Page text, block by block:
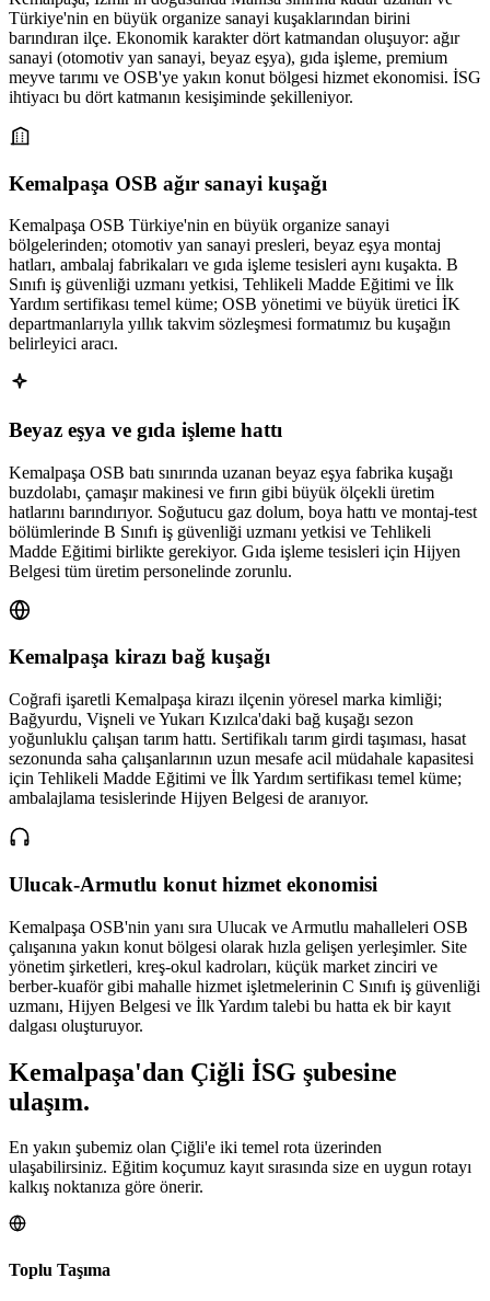
Türkiye'nin en büyük organize sanayi kuşaklarından birini
barındıran ilçe. Ekonomik karakter dört katmandan oluşuyor: ağır
sanayi (otomotiv yan sanayi, beyaz eşya), gıda işleme, premium
meyve tarımı ve OSB'ye yakın konut bölgesi hizmet ekonomisi. İSG
ihtiyacı bu dört katmanın kesişiminde şekilleniyor.
Kemalpaşa OSB ağır sanayi kuşağı
Kemalpaşa OSB Türkiye'nin en büyük organize sanayi
bölgelerinden; otomotiv yan sanayi presleri, beyaz eşya montaj
hatları, ambalaj fabrikaları ve gıda işleme tesisleri aynı kuşakta. B
Sınıfı iş güvenliği uzmanı yetkisi, Tehlikeli Madde Eğitimi ve İlk
Yardım sertifikası temel küme; OSB yönetimi ve büyük üretici İK
departmanlarıyla yıllık takvim sözleşmesi formatımız bu kuşağın
belirleyici aracı.
Beyaz eşya ve gıda işleme hattı
Kemalpaşa OSB batı sınırında uzanan beyaz eşya fabrika kuşağı
buzdolabı, çamaşır makinesi ve fırın gibi büyük ölçekli üretim
hatlarını barındırıyor. Soğutucu gaz dolum, boya hattı ve montaj-test
bölümlerinde B Sınıfı iş güvenliği uzmanı yetkisi ve Tehlikeli
Madde Eğitimi birlikte gerekiyor. Gıda işleme tesisleri için Hijyen
Belgesi tüm üretim personelinde zorunlu.
Kemalpaşa kirazı bağ kuşağı
Coğrafi işaretli Kemalpaşa kirazı ilçenin yöresel marka kimliği;
Bağyurdu, Vişneli ve Yukarı Kızılca'daki bağ kuşağı sezon
yoğunluklu çalışan tarım hattı. Sertifikalı tarım girdi taşıması, hasat
sezonunda saha çalışanlarının uzun mesafe acil müdahale kapasitesi
için Tehlikeli Madde Eğitimi ve İlk Yardım sertifikası temel küme;
ambalajlama tesislerinde Hijyen Belgesi de aranıyor.
Ulucak-Armutlu konut hizmet ekonomisi
Kemalpaşa OSB'nin yanı sıra Ulucak ve Armutlu mahalleleri OSB
çalışanına yakın konut bölgesi olarak hızla gelişen yerleşimler. Site
yönetim şirketleri, kreş-okul kadroları, küçük market zinciri ve
berber-kuaför gibi mahalle hizmet işletmelerinin C Sınıfı iş güvenliği
uzmanı, Hijyen Belgesi ve İlk Yardım talebi bu hatta ek bir kayıt
dalgası oluşturuyor.
Kemalpaşa'dan Çiğli İSG şubesine
ulaşım.
En yakın şubemiz olan Çiğli'e iki temel rota üzerinden
ulaşabilirsiniz. Eğitim koçumuz kayıt sırasında size en uygun rotayı
kalkış noktanıza göre önerir.
Toplu Taşıma